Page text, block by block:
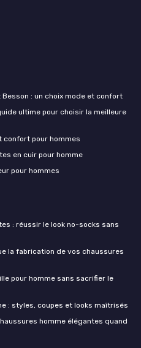
: un choix mode et confort
ultime pour choisir la meilleure
confort pour hommes
en cuir pour homme
pour hommes
: réussir le look no-socks sans
la fabrication de vos chaussures
pour homme sans sacrifier le
: styles, coupes et looks maîtrisés
homme élégantes quand